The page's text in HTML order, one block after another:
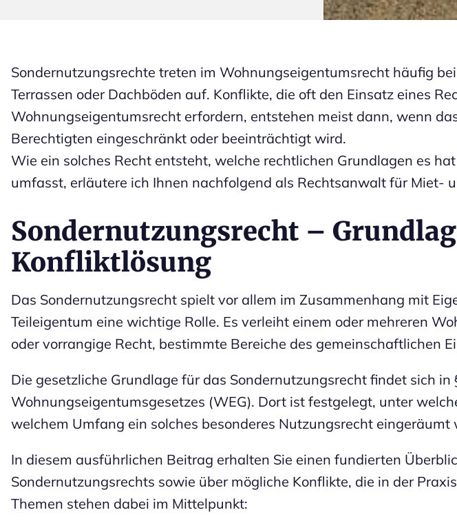
Sondernutzungsrechte treten im Wohnungseigentumsrecht häufig
Terrassen oder Dachböden auf. Konflikte, die oft den Einsatz eines
Wohnungseigentumsrecht erfordern, entstehen meist dann, wenn
Berechtigten eingeschränkt oder beeinträchtigt wird.
Wie ein solches Recht entsteht, welche rechtlichen Grundlagen es
umfasst, erläutere ich Ihnen nachfolgend als Rechtsanwalt für Miet-
Sondernutzungsrecht –
Konfliktlösung
Das Sondernutzungsrecht spielt vor allem im Zusammenhang mit
Teileigentum eine wichtige Rolle. Es verleiht einem oder mehreren
oder vorrangige Recht, bestimmte Bereiche des gemeinschaftlichen
Die gesetzliche Grundlage für das Sondernutzungsrecht findet sich in
Wohnungseigentumsgesetzes (WEG). Dort ist festgelegt, unter
welchem Umfang ein solches besonderes Nutzungsrecht eingeräumt
In diesem ausführlichen Beitrag erhalten Sie einen fundierten
Sondernutzungsrechts sowie über mögliche Konflikte, die in der
Themen stehen dabei im Mittelpunkt: